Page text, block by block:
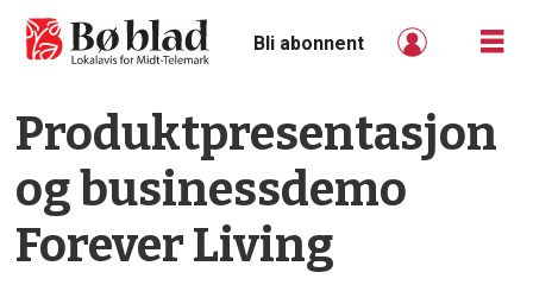
Bli abonnent
Produktpresentasjon
og businessdemo
Forever Living